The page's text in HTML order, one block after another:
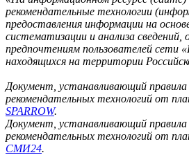
рекомендательные технологии
предоставления информации на
систематизации и анализа сведений,
предпочтениям пользователей сети
находящихся на территории
Документ, устанавливающий правила
рекомендательных технологий от
SPARROW.
Документ, устанавливающий правила
рекомендательных технологий от
СМИ24.